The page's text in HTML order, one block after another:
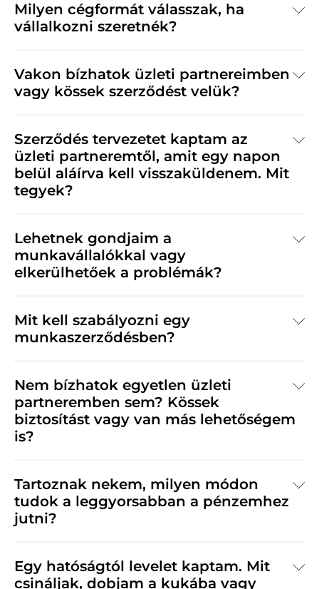
Milyen cégformát válasszak, ha
vállalkozni szeretnék?
Vakon bízhatok üzleti partnereimben
vagy kössek szerződést velük?
Szerződés tervezetet kaptam az
üzleti partneremtől, amit egy napon
belül aláírva kell visszaküldenem. Mit
tegyek?
Lehetnek gondjaim a
munkavállalókkal vagy
elkerülhetőek a problémák?
Mit kell szabályozni egy
munkaszerződésben?
Nem bízhatok egyetlen üzleti
partneremben sem? Kössek
biztosítást vagy van más lehetőségem
is?
Tartoznak nekem, milyen módon
tudok a leggyorsabban a pénzemhez
jutni?
Egy hatóságtól levelet kaptam. Mit
csináljak, dobjam a kukába vagy